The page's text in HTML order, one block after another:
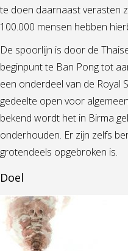
te doen daarnaast verasten
100.000 mensen hebben
De spoorlijn is door de
beginpunt te Ban Pong tot
een onderdeel van de Royal
gedeelte open voor
bekend wordt het in Birma
onderhouden. Er zijn zelfs
grotendeels opgebroken is.
Doel